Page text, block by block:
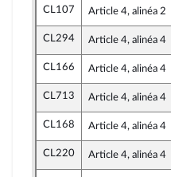
CL107 Article 4, alinéa 2
CL294 Article 4, alinéa 4
CL166 Article 4, alinéa 4
CL713 Article 4, alinéa 4
CL168 Article 4, alinéa 4
CL220 Article 4, alinéa 4